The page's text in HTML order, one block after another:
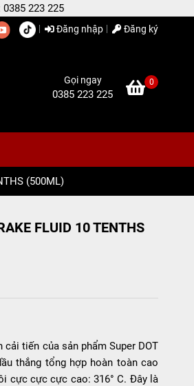
Đăng nhập Đăng ký
Gọi ngay
0385 223 225
0
(500ML)
FLUID 10 TENTHS
cải tiến của sản phẩm Super DOT
thắng tổng hợp hoàn toàn cao
cực cực cực cao: 316° C. Đây là
223 225